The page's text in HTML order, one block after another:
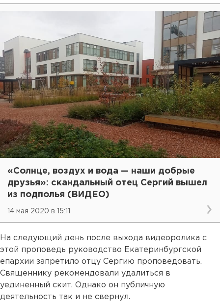
«Солнце, воздух и вода — наши добрые
друзья»: скандальный отец Сергий вышел
из подполья (ВИДЕО)
14 мая 2020 в 15:11
На следующий день после выхода видеоролика с
этой проповедь руководство Екатеринбургской
епархии запретило отцу Сергию проповедовать.
Священнику рекомендовали удалиться в
уединенный скит. Однако он публичную
деятельность так и не свернул.